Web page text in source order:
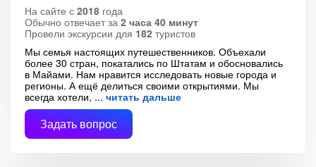
На сайте с 2018 года
Обычно отвечает за 2 часа 40 минут
Провели экскурсии для 182 туристов
Мы семья настоящих путешественников. Объехали
более 30 стран, покатались по Штатам и обосновались
в Майами. Нам нравится исследовать новые города и
регионы. А ещё делиться своими открытиями. Мы
всегда хотели,
читать дальше
Задать вопрос